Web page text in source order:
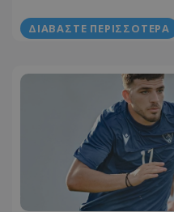
ΔΙΑΒΆΣΤΕ ΠΕΡΙΣΣΌΤΕΡΑ